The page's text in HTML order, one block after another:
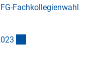
Fachkollegienwahl
3